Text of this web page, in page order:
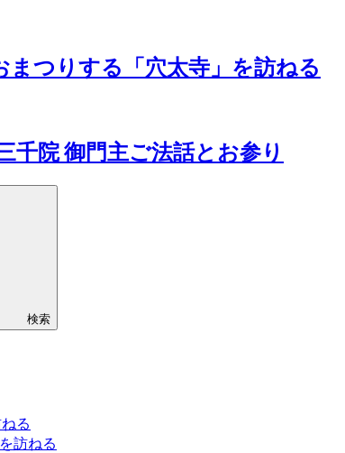
つりする「穴太寺」を訪ねる
院 御門主ご法話とお参り
検索
る
訪ねる